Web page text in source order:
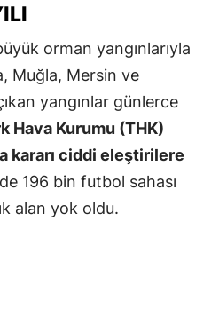
orman yangınlarıyla
Muğla, Mersin ve
yangınlar günlerce
Hava Kurumu (THK)
kararı ciddi eleştirilere
196 bin futbol sahası
alan yok oldu.